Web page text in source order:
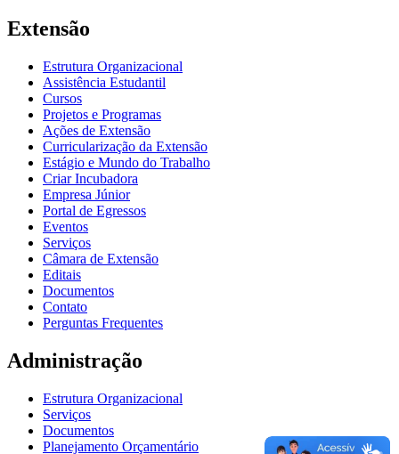
Extensão
Estrutura Organizacional
Assistência Estudantil
Cursos
Projetos e Programas
Ações de Extensão
Curricularização da Extensão
Estágio e Mundo do Trabalho
Criar Incubadora
Empresa Júnior
Portal de Egressos
Eventos
Serviços
Câmara de Extensão
Editais
Documentos
Contato
Perguntas Frequentes
Administração
Estrutura Organizacional
Serviços
Documentos
Planejamento Orçamentário